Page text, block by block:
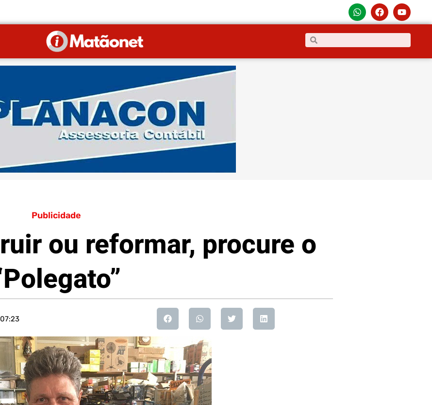
Publicidade
ou reformar, procure o
07:23